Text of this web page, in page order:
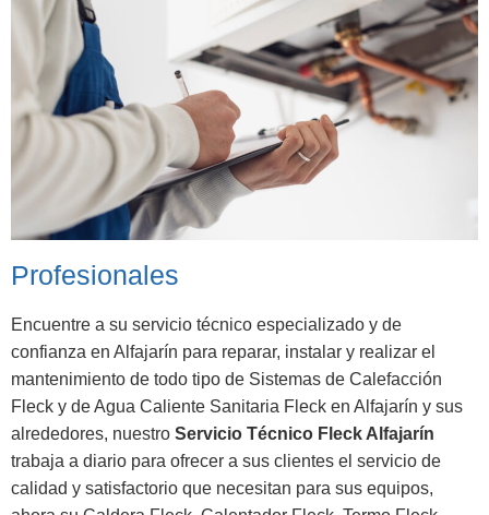
Profesionales
Encuentre a su servicio técnico especializado y de
confianza en Alfajarín para reparar, instalar y realizar el
mantenimiento de todo tipo de Sistemas de Calefacción
Fleck y de Agua Caliente Sanitaria Fleck en Alfajarín y sus
alrededores, nuestro Servicio Técnico Fleck Alfajarín
trabaja a diario para ofrecer a sus clientes el servicio de
calidad y satisfactorio que necesitan para sus equipos,